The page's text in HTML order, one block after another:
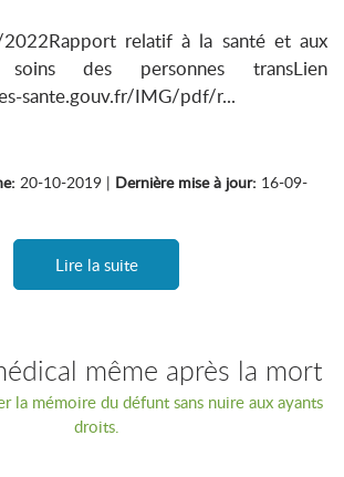
relatif à la santé et aux
des personnes transLien
sante.gouv.fr/IMG/pdf/r...
20-10-2019 | Dernière mise à jour: 16-09-
Lire la suite
même après la mort
la mémoire du défunt sans nuire aux ayants
droits.